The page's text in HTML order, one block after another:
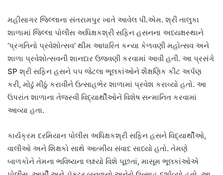
મહીસાગર જિલ્લાના સંતરામપુર ખાતે આવેલ પી.એમ. શ્રી તાલુકા
શાળામાં જિલ્લા પોલીસ અધિક્ષકશ્રી સફિન હસનના અધ્યક્ષસ્થાને
‘પ્રગતિનો પ્રવેશોત્સવ’ થીમ આધારિત કન્યા કેળવણી મહોત્સવ અને
શાળા પ્રવેશોત્સવની શાનદાર ઉજવણી કરવામાં આવી હતી. આ પ્રસંગે
SP શ્રી સફિન હસને ૫૫ જેટલા ભૂલકાંઓને શૈક્ષણિક કીટ અર્પણ
કરી, મોઢું મીઠું કરાવીને ઉત્સાહભેર શાળામાં પ્રવેશ કરાવ્યો હતો. આ
ઉપરાંત શાળાના તેજસ્વી વિદ્યાર્થીઓને વિશેષ સન્માનિત કરવામાં
આવ્યા હતા.
કાર્યક્રમ દરમિયાન પોલીસ અધિક્ષકશ્રી સફિન હસને વિદ્યાર્થીઓ,
વાલીઓ અને શિક્ષકો સાથે આત્મીય સંવાદ સાધ્યો હતો. તેમણે
બાળકોને તેમના ભવિષ્યના લક્ષ્યો વિશે પૂછતાં, માસૂમ ભૂલકાંઓએ